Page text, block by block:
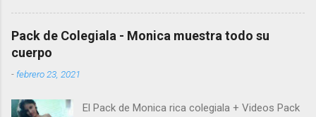
Pack de Colegiala - Monica muestra todo su
cuerpo
- febrero 23, 2021
El Pack de Monica rica colegiala + Videos Pack